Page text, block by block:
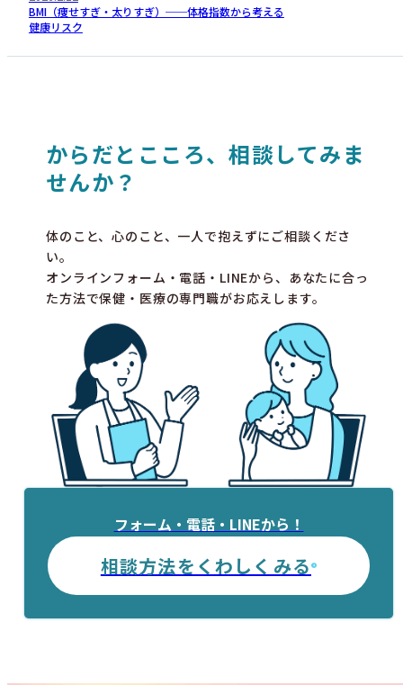
BMI（痩せすぎ・太りすぎ）──体格指数から考える
健康リスク
からだとこころ、相談してみま
せんか？
体のこと、心のこと、一人で抱えずにご相談くださ
い。
オンラインフォーム・電話・LINEから、あなたに合っ
た方法で保健・医療の専門職がお応えします。
フォーム・電話・LINEから！
相談方法をくわしくみる